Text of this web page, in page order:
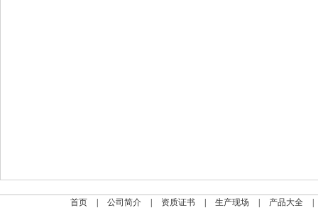
首页 | 公司简介 | 资质证书 | 生产现场 | 产品大全
|